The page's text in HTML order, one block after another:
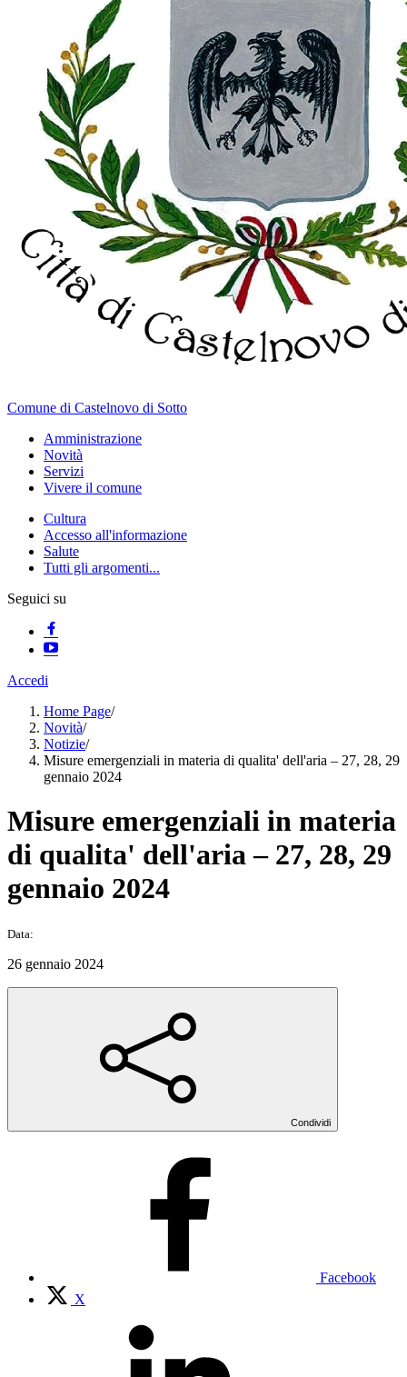
Comune di Castelnovo di Sotto
Amministrazione
Novità
Servizi
Vivere il comune
Cultura
Accesso all'informazione
Salute
Tutti gli argomenti...
Seguici su
Accedi
Home Page/
Novità/
Notizie/
Misure emergenziali in materia di qualita' dell'aria – 27, 28, 29
gennaio 2024
Misure emergenziali in materia
di qualita' dell'aria – 27, 28, 29
gennaio 2024
Data:
26 gennaio 2024
Condividi
Facebook
X